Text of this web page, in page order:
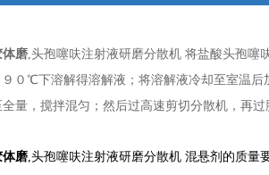
体磨,头孢噻呋注射液研磨分散机 将盐酸头孢噻
０℃下溶解得溶解液；将溶解液冷却至室温后
量，搅拌混匀；然后过高速剪切分散机，再
体磨,头孢噻呋注射液研磨分散机 混悬剂的质量